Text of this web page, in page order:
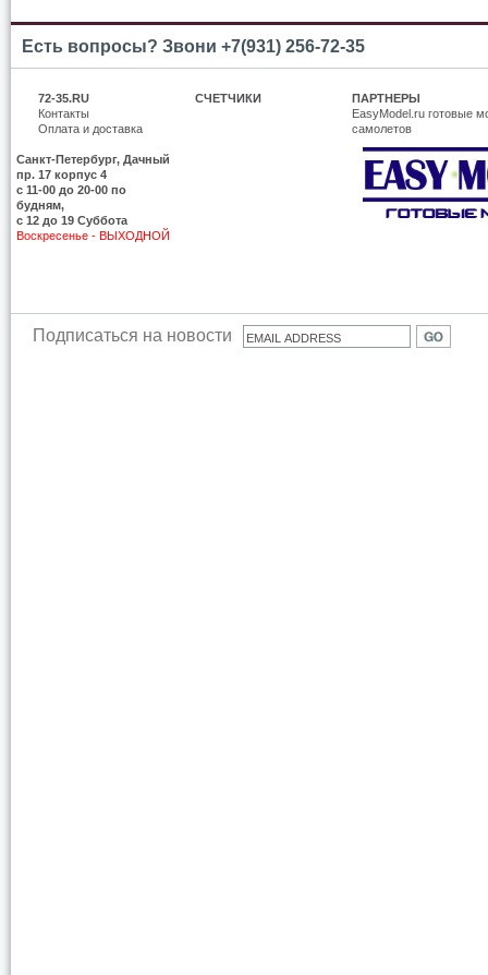
Есть вопросы? Звони +7(931) 256-72-35
72-35.RU
Контакты
Оплата и доставка
Санкт-Петербург, Дачный
пр. 17 корпус 4
c 11-00 до 20-00 по
будням,
с 12 до 19 Суббота
Воскресенье - ВЫХОДНОЙ
СЧЕТЧИКИ
ПАРТНЕРЫ
EasyModel.ru готовые
самолетов
Подписаться на новости